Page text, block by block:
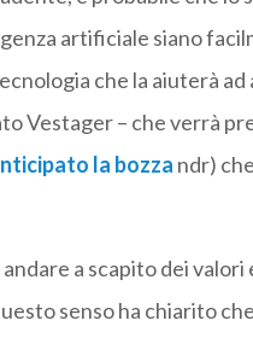
artificiale siano
che la aiuterà
Vestager – che verrà
la bozza ndr)
a scapito dei valori
senso ha chiarito